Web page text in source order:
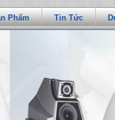
Phẩm Tin Tức